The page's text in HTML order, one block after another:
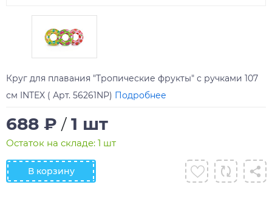
Круг для плавания "Тропические фрукты" с ручками 107
см INTEX ( Арт. 56261NP) Подробнее
688 ₽ / 1 шт
Остаток на складе: 1 шт
В корзину